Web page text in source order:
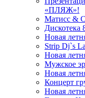
«ПЛЯЖ»!
Матисс &
Дискотека
Новая
Strip Dj`s
Новая
Мужское
Новая
Концерт
Новая